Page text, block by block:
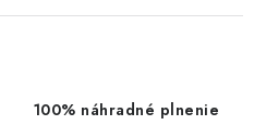
100% náhradné plnenie